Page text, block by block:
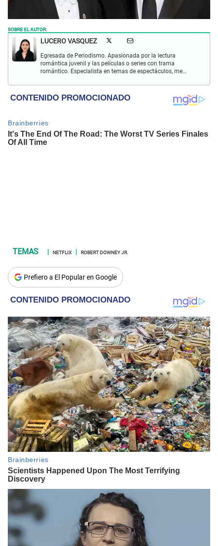
SOBRE EL AUTOR:
LUCERO VASQUEZ
Egresada de Periodismo. Apasionada por la lectura
romántica juvenil y las películas o series con trama
romántico. Especialista en temas de espectáculos, me
de las tendencias.
NETFLIX ROBERT DOWNEY JR.
Prefiero a El Popular en Google